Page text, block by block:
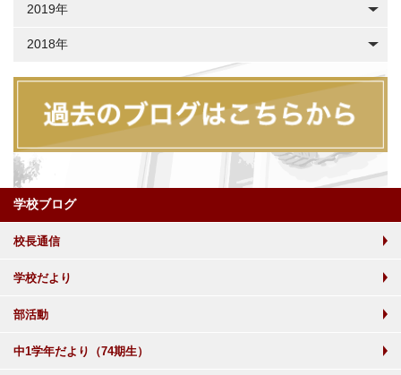
2019年
2018年
学校ブログ
校長通信
学校だより
部活動
中1学年だより（74期生）